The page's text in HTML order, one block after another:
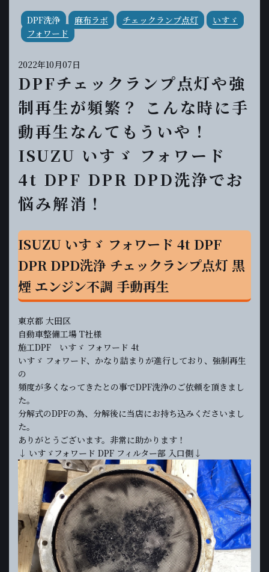
DPF洗浄 麻布ラボ チェックランプ点灯
いすゞ
フォワード
2022年10月07日
DPFチェックランプ点灯や強
制再生が頻繁？ こんな時に手
動再生なんてもういや！
ISUZU いすゞ フォワード
4t DPF DPR DPD洗浄でお
悩み解消！
ISUZU いすゞ フォワード 4t DPF
DPR DPD洗浄 チェックランプ点灯 黒
煙 エンジン不調 手動再生
東京都 大田区
自動車整備工場 T社様
施工DPF いすゞ フォワード 4t
いすゞ フォワード、かなり詰まりが進行しており、強制再生
の
頻度が多くなってきたとの事でDPF洗浄のご依頼を頂きまし
た。
分解式のDPFの為、分解後に当店にお持ち込みくださいまし
た。
ありがとうございます。非常に助かります！
↓ いすゞフォワード DPF フィルター部 入口側↓